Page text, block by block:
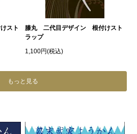
スト
膝丸 二代目デザイン 根付けスト
ラップ
1,100円(税込)
もっと見る